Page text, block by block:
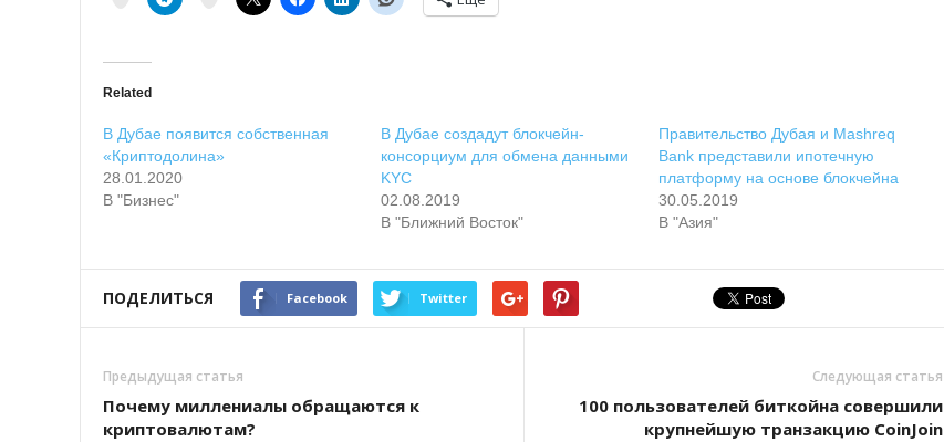
Related
В Дубае появится собственная
«Криптодолина»
28.01.2020
В "Бизнес"
В Дубае создадут блокчейн-
консорциум для обмена данными
KYC
02.08.2019
В "Ближний Восток"
Правительство Дубая и Mashreq
Bank представили ипотечную
платформу на основе блокчейна
30.05.2019
В "Азия"
ПОДЕЛИТЬСЯ Facebook Twitter
Предыдущая статья
Почему миллениалы обращаются к
криптовалютам?
Следующая статья
100 пользователей биткойна совершили
крупнейшую транзакцию CoinJoin